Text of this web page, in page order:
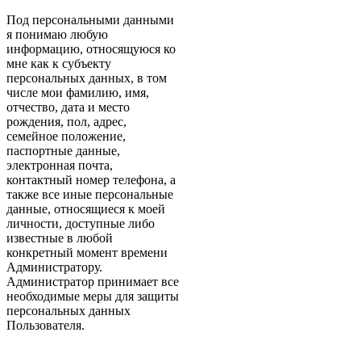
Под персональными данными
я понимаю любую
информацию, относящуюся ко
мне как к субъекту
персональных данных, в том
числе мои фамилию, имя,
отчество, дата и место
рождения, пол, адрес,
семейное положение,
паспортные данные,
электронная почта,
контактный номер телефона, а
также все иные персональные
данные, относящиеся к моей
личности, доступные либо
известные в любой
конкретный момент времени
Администратору.
Администратор принимает все
необходимые меры для защиты
персональных данных
Пользователя.